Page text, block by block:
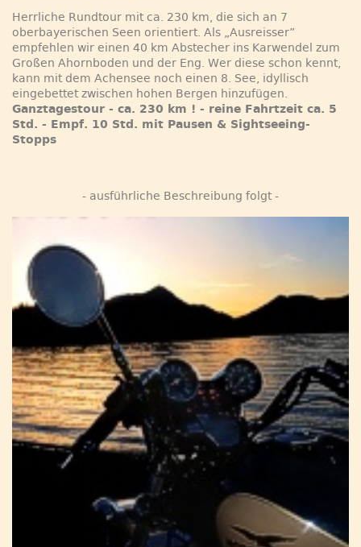
Herrliche Rundtour mit ca. 230 km, die sich an 7
oberbayerischen Seen orientiert. Als „Ausreisser”
empfehlen wir einen 40 km Abstecher ins Karwendel zum
Großen Ahornboden und der Eng. Wer diese schon kennt,
kann mit dem Achensee noch einen 8. See, idyllisch
eingebettet zwischen hohen Bergen hinzufügen.
Ganztagestour - ca. 230 km ! - reine Fahrtzeit ca. 5
Std. - Empf. 10 Std. mit Pausen & Sightseeing-
Stopps
- ausführliche Beschreibung folgt -